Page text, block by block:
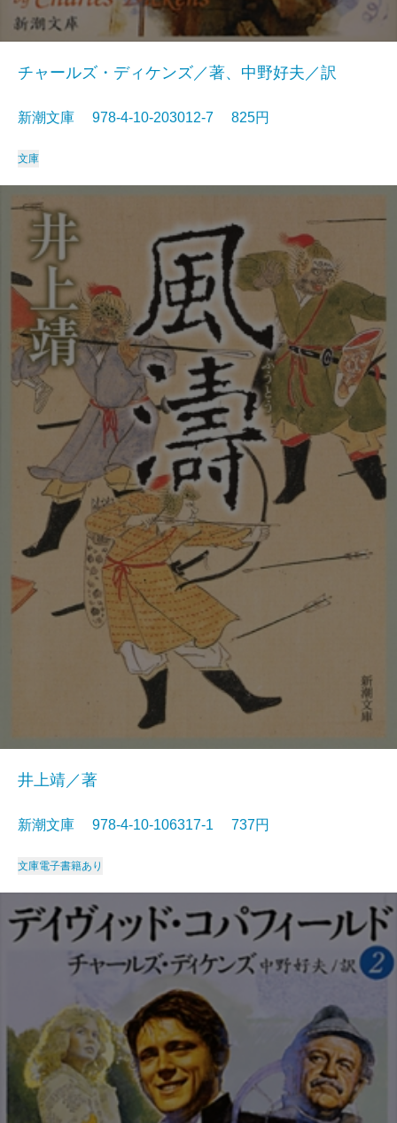
チャールズ・ディケンズ／著、中野好夫／訳
新潮文庫 978-4-10-203012-7 825円
文庫
井上靖／著
新潮文庫 978-4-10-106317-1 737円
文庫電子書籍あり